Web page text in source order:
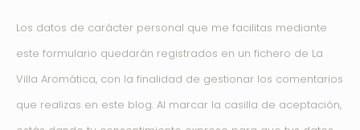
Los datos de carácter personal que me facilitas mediante
este formulario quedarán registrados en un fichero de La
Villa Aromática, con la finalidad de gestionar los comentarios
que realizas en este blog. Al marcar la casilla de aceptación,